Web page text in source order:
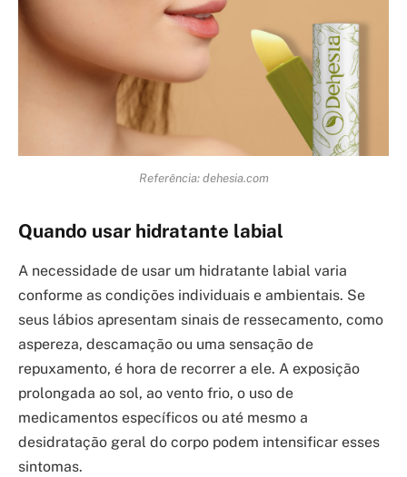
Referência: dehesia.com
Quando usar hidratante labial
A necessidade de usar um hidratante labial varia
conforme as condições individuais e ambientais. Se
seus lábios apresentam sinais de ressecamento, como
aspereza, descamação ou uma sensação de
repuxamento, é hora de recorrer a ele. A exposição
prolongada ao sol, ao vento frio, o uso de
medicamentos específicos ou até mesmo a
desidratação geral do corpo podem intensificar esses
sintomas.